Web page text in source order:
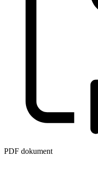
PDF dokument